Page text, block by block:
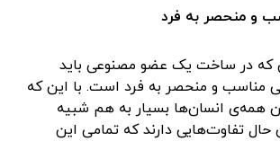
و منحصر به فرد
که در ساخت یک عضو مصنوعی باید
مناسب و منحصر به فرد است. با این که
همه‌ی انسان‌ها بسیار به هم شبیه
حال تفاوت‌هایی دارند که تمامی این